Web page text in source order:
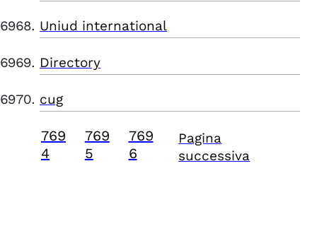
Uniud international
Directory
cug
769
4
769
5
769
6
Pagina
successiva